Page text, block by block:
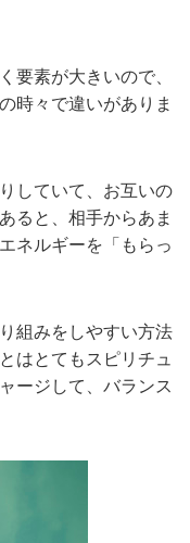
要素が大きいので、
時々で違いがありま
していて、お互いの
ると、相手からあま
ネルギーを「もらっ
組みをしやすい方法
はとてもスピリチュ
ージして、バランス